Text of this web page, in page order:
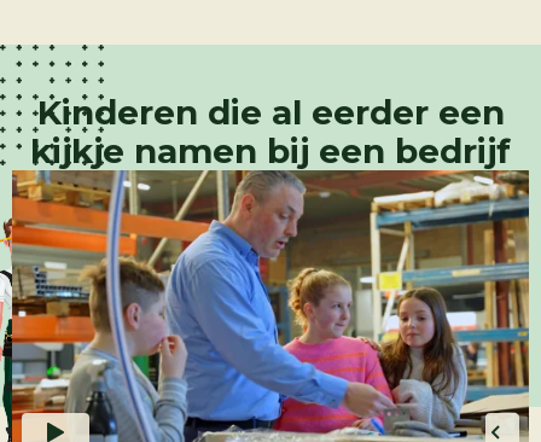
Kinderen die al eerder een
kijkje namen bij een bedrijf